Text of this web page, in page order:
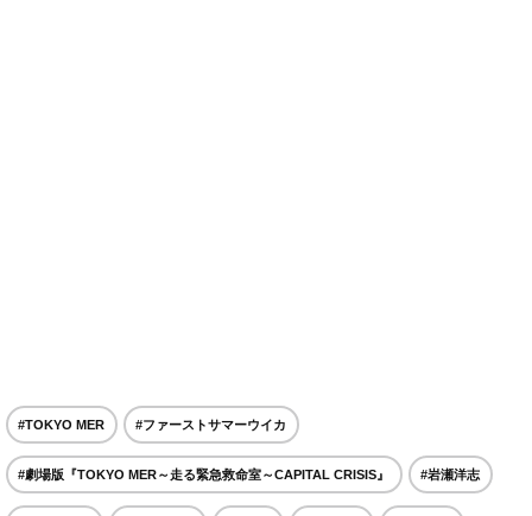
#TOKYO MER #ファーストサマーウイカ
#劇場版『TOKYO MER～走る緊急救命室～CAPITAL CRISIS』 #岩瀬洋志